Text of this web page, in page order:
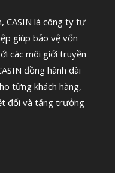
CASIN là công ty tư
giúp bảo vệ vốn
các môi giới truyền
đồng hành dài
từng khách hàng,
đối và tăng trưởng